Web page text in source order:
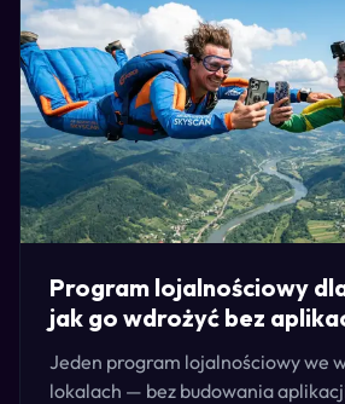
Program lojalnościowy
jak go wdrożyć bez
Jeden program lojalnościowy we
lokalach — bez budowania